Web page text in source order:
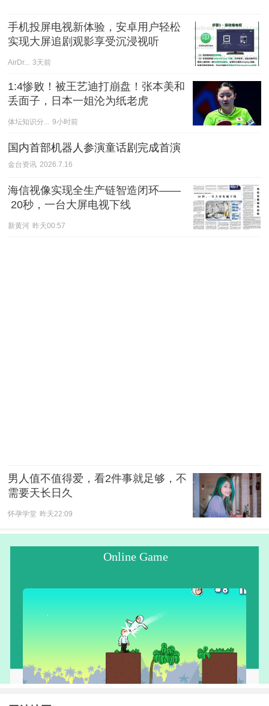
手机投屏电视新体验，安卓用户轻松
实现大屏追剧观影享受沉浸视听
AirDr... 3天前
1:4惨败！被王艺迪打崩盘！张本美和
丢面子，日本一姐沦为纸老虎
体坛知识分... 9小时前
国内首部机器人参演童话剧完成首演
金台资讯 2026.7.16
海信视像实现全生产链智造闭环——
20秒，一台大屏电视下线
新黄河 昨天00:57
男人值不值得爱，看2件事就足够，不
需要天长日久
怀孕学堂 昨天22:09